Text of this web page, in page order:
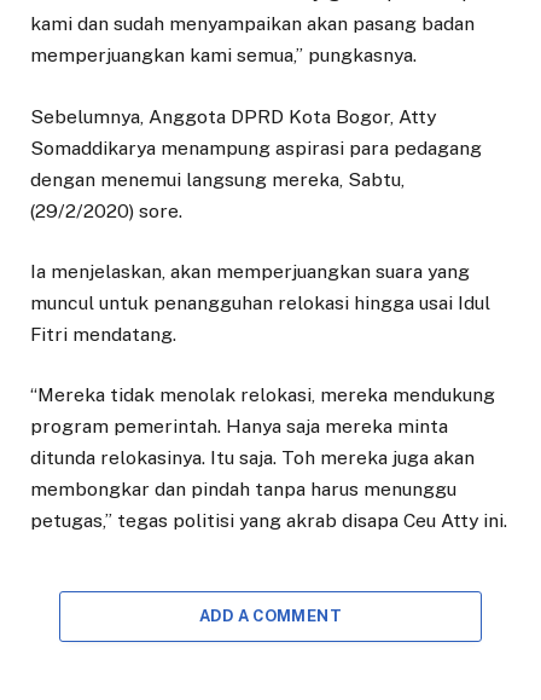
kami dan sudah menyampaikan akan pasang badan
memperjuangkan kami semua,” pungkasnya.
Sebelumnya, Anggota DPRD Kota Bogor, Atty
Somaddikarya menampung aspirasi para pedagang
dengan menemui langsung mereka, Sabtu,
(29/2/2020) sore.
Ia menjelaskan, akan memperjuangkan suara yang
muncul untuk penangguhan relokasi hingga usai Idul
Fitri mendatang.
“Mereka tidak menolak relokasi, mereka mendukung
program pemerintah. Hanya saja mereka minta
ditunda relokasinya. Itu saja. Toh mereka juga akan
membongkar dan pindah tanpa harus menunggu
petugas,” tegas politisi yang akrab disapa Ceu Atty ini.
ADD A COMMENT